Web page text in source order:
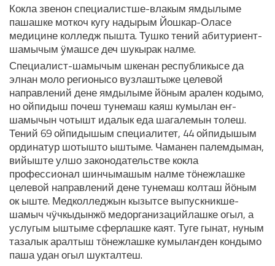
Кокла звенон специалистше-влакым ямдылыме
пашашке моткоч кугу надырым Йошкар-Оласе
медицине колледж пышта. Тушко тений абитуриент-
шамычым ӱмашсе деч шукырак налме.
Специалист-шамычым шкенан республикысе да
элнан моло регионысо вузлаштыже целевой
направлений дене ямдылыме йӧным арален кодымо,
но ойпидыш почеш тунемаш каяш кумылан еҥ-
шамычын чотышт идалык еда шагалемын толеш.
Тений 69 ойпидышым специалитет, 44 ойпидышым
ординатур шотышто ыштыме. Чаманен палемдыман,
вийыште улшо законодательстве кокла
профессионал шинчымашым налме тӧнежлашке
целевой направлений дене тунемаш колташ йӧным
ок ыште. Медколледжын кызытсе выпускникше-
шамыч чӱчкыдынжӧ медорганизацийлашке огыл, а
услугым ыштыме сферлашке каят. Туге гынат, нуным
тазалык аралтыш тӧнежлашке кумылаҥден кондымо
паша удан огыл шукталтеш.